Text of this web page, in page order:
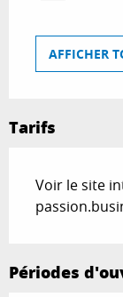
AFFICHER
Tarifs
Voir le site
Périodes